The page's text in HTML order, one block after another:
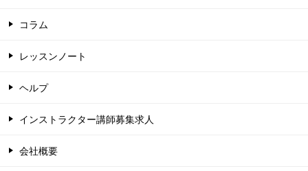
コラム
レッスンノート
ヘルプ
インストラクター講師募集求人
会社概要